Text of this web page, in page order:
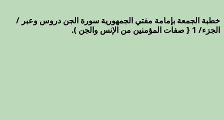
خطبة الجمعة بإمامة مفتي الجمهورية سورة الجن دروس وعبر /
الجزء/ 1 { صفات المؤمنين من الإنس والجن ).